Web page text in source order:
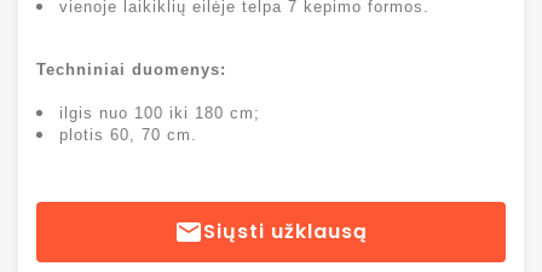
vienoje laikiklių eilėje telpa 7 kepimo formos.
Techniniai duomenys:
ilgis nuo 100 iki 180 cm;
plotis 60, 70 cm.
Siųsti užklausą